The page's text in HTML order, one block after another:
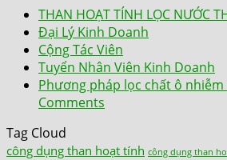
THAN HOẠT TÍNH LỌC NƯỚC
Đại Lý Kinh Doanh
Cộng Tác Viên
Tuyển Nhân Viên Kinh Doanh
Phương pháp lọc chất ô
Comments
Tag Cloud
công dụng than hoạt tính công dụng than